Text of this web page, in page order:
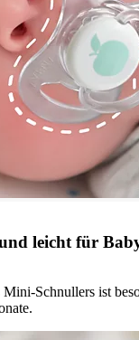
leicht für
Mini-Schnullers ist